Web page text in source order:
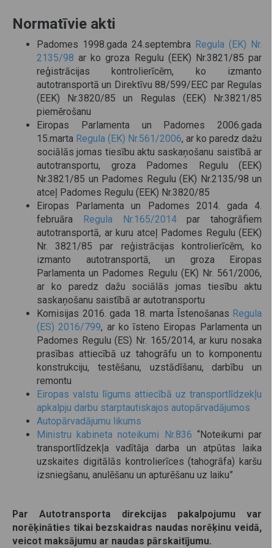
Normatīvie akti
Padomes 1998.gada 24.septembra Regula (EK) Nr.
2135/98ar ko groza Regulu (EEK) Nr.3821/85 par
reģistrācijas kontrolierīcēm, ko izmanto
autotransportā un Direktīvu 88/599/EEC par Regulas
(EEK) Nr.3820/85 un Regulas (EEK) Nr.3821/85
piemērošanu
Eiropas Parlamenta un Padomes 2006.gada
15.marta Regula (EK) Nr.561/2006, ar ko paredz dažu
sociālās jomas tiesību aktu saskaņošanu saistībā ar
autotransportu, groza Padomes Regulu (EEK)
Nr.3821/85 un Padomes Regulu (EK) Nr.2135/98 un
atceļ Padomes Regulu (EEK) Nr.3820/85
Eiropas Parlamenta un Padomes 2014. gada 4.
februāra
Regula Nr.165/2014par tahogrāfiem
autotransportā, ar kuru atceļ Padomes Regulu (EEK)
Nr. 3821/85 par reģistrācijas kontrolierīcēm, ko
izmanto autotransportā, un groza Eiropas
Parlamenta un Padomes Regulu (EK) Nr. 561/2006,
ar ko paredz dažu sociālās jomas tiesību aktu
saskaņošanu saistībā ar autotransportu
Komisijas 2016. gada 18. marta Īstenošanas Regula
(ES) 2016/799, ar ko īsteno Eiropas Parlamenta un
Padomes Regulu (ES) Nr. 165/2014, ar kuru nosaka
prasības attiecībā uz tahogrāfu un to komponentu
konstrukciju, testēšanu, uzstādīšanu, darbību un
remontu
Eiropas valstu līgums attiecībā uz transportlīdzekļu
apkalpju darbu starptautiskajos autopārvadājumos
Autopārvadājumu likums
Ministru kabineta noteikumi Nr.836 “Noteikumi par
transportlīdzekļa vadītāja darba un atpūtas laika
uzskaites digitālās kontrolierīces (tahogrāfa) karšu
izsniegšanu, anulēšanu un apturēšanu uz laiku”
Par Autotransporta direkcijas pakalpojumu var
norēķināties tikai bezskaidras naudas norēķinu veidā,
veicot maksājumu ar naudas pārskaitījumu.